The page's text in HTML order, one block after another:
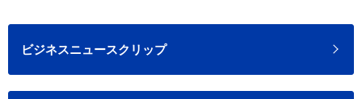
ビジネスニュースクリップ